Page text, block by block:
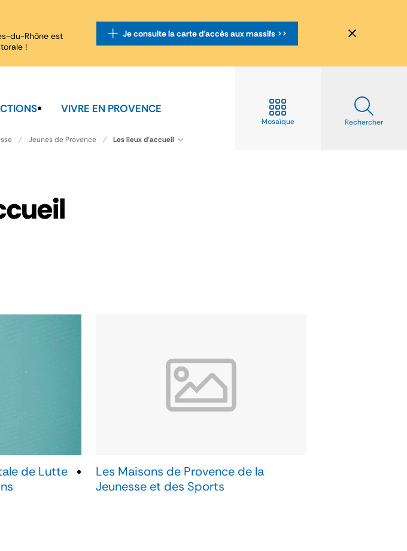
du-Rhône est
!
Je consulte la carte d'accès aux massifs >>
VIVRE EN PROVENCE
Mosaïque
Rechercher
Jeunes de Provence Les lieux d'accueil
de Lutte
Les Maisons de Provence de la
Jeunesse et des Sports